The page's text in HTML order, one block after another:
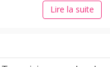
Lire la suite